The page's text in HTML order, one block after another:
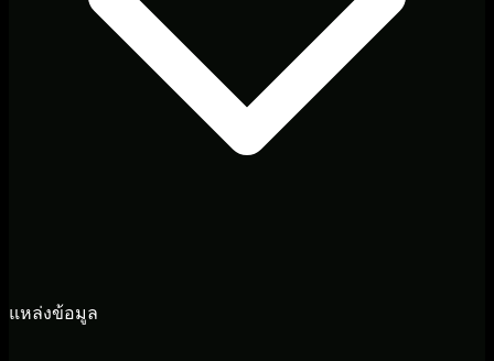
แหล่งข้อมูล